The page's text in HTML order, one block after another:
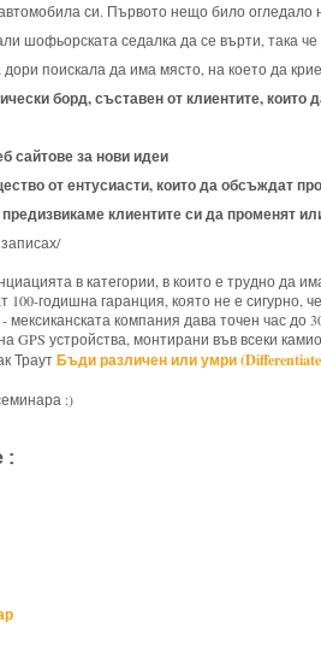
си. Първото нещо било огледало
шофьорската седалка да се върти, така
поискала да има място, на което да
борд, съставен от клиентите, които
сайтове за нови идеи
от ентусиасти, които да обсъждат
клиентите си да променят
в категории, в които е трудно да
100-годишна гаранция, която не е сигурно,
- мексиканската компания дава точен час до
GPS устройства, монтирани във всеки
ТраутБъди различен или умри
:)
: